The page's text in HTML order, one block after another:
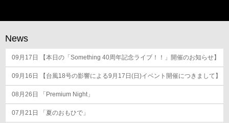
ゲ
ー
シ
ョ
ン
News
09月17日 【本日の「Something 40周年記念ライブ！！」開催のお知らせ】
09月16日 【台風18号の影響による9月17日(日)イベント開催につきまして】
08月26日 「Premium Night」
07月21日 「夏のおもひで」